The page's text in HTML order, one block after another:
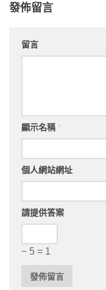
發佈留言
留言
顯示名稱
個人網站網址
請提供答案
− 5 = 1